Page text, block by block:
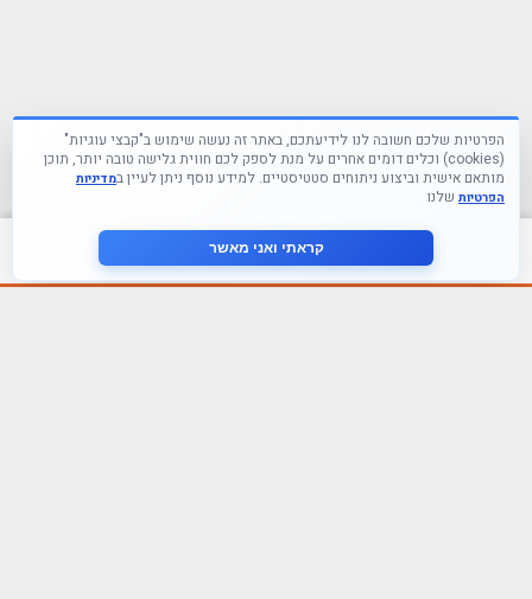
צור קשר
הפרטיות שלכם חשובה לנו לידיעתכם, באתר זה נעשה שימוש ב"קבצי עוגיות"
(cookies) וכלים דומים אחרים על מנת לספק לכם חווית גלישה טובה יותר, תוכן
מותאם אישית וביצוע ניתוחים סטטיסטיים. למידע נוסף ניתן לעיין במדיניות
הפרטיות שלנו
קראתי ואני מאשר